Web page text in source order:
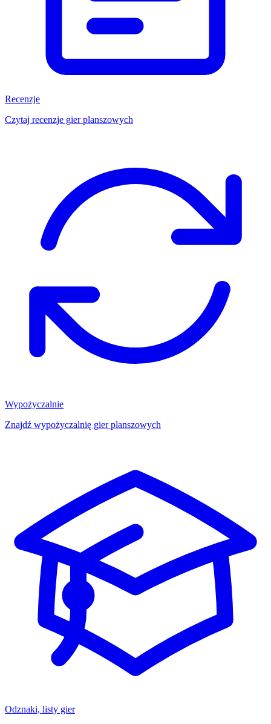
Recenzje
Czytaj recenzje gier planszowych
Wypożyczalnie
Znajdź wypożyczalnię gier planszowych
Odznaki, listy gier